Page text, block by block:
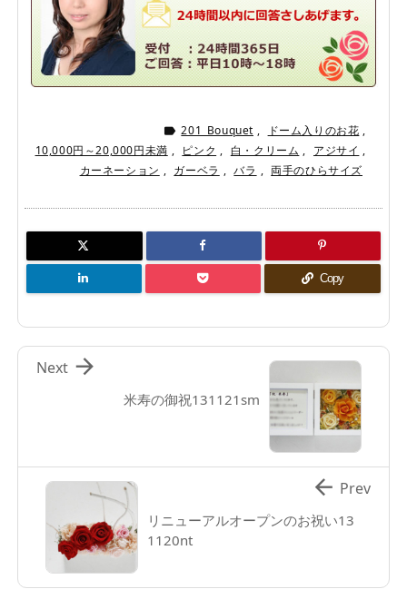
 201_Bouquet , ドーム入りのお花 ,
10,000円～20,000円未満 , ピンク , 白・クリーム , アジサイ ,
カーネーション , ガーベラ , バラ , 両手のひらサイズ
Copy
米寿の御祝131121sm

Next
リニューアルオープンのお祝い13
1120nt
 Prev